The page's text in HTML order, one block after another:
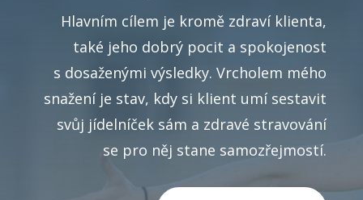
Hlavním cílem je kromě zdraví klienta,
také jeho dobrý pocit a spokojenost
s dosaženými výsledky. Vrcholem mého
snažení je stav, kdy si klient umí sestavit
svůj jídelníček sám a zdravé stravování
se pro něj stane samozřejmostí.